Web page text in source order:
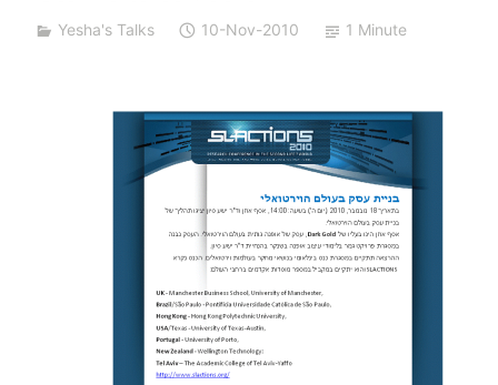
a
Yesha's Talks 10-Nov-2010 1 Minute